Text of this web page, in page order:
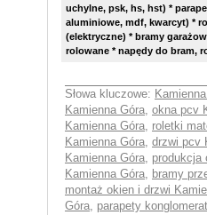
uchylne, psk, hs, hst) *
aluminiowe, mdf, kwarcyt) *
(elektryczne) * bramy
rolowane * napędy do bram,
Słowa kluczowe:
Kamienna Góra, okna pcv
Kamienna Góra, roletki
Kamienna Góra, drzwi pcv
Kamienna Góra, produkcja
Kamienna Góra, bramy
montaż okien i drzwi
Góra, parapety